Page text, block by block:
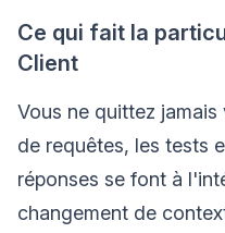
Ce qui fait la
Client
Vous ne quittez
de requêtes, les tests
réponses se font à
changement de